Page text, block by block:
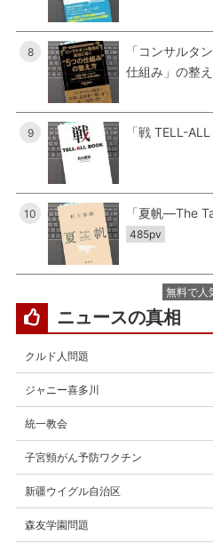
8
「コンサルタ
仕組み」の整
9 「戦 TELL-
10 「夏帆―The
485pv
無料で人
ニュースの真相
クルド人問題
ジャニー喜多川
統一教会
子宮頸がん予防ワクチン
新疆ウイグル自治区
森友学園問題